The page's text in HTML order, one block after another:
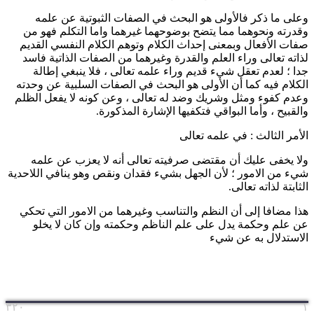
وعلى ما ذكر فالأولى هو البحث في الصفات الثبوتية عن علمه
وقدرته ونحوهما مما يتضح بوضوحهما غيرهما واما التكلم فهو من
صفات الأفعال وبمعنى إحداث الكلام وتوهم الكلام النفسي القديم
لذاته تعالى وراء العلم والقدرة وغيرهما من الصفات الذاتية فاسد
جدا ؛ لعدم تعقل شيء قديم وراء علمه تعالى ، فلا ينبغي إطالة
الكلام فيه كما أن الأولى هو البحث في الصفات السلبية عن وحدته
وعدم كفوء ومثل وشريك وضد له تعالى ، وعن كونه لا يفعل الظلم
والقبيح ، وأما البواقي فتكفيها الإشارة المذكورة.
الأمر الثالث : في علمه تعالى
ولا يخفى عليك أن مقتضى صرفيته تعالى أنه لا يعزب عن علمه
شيء من الامور ؛ لأن الجهل بشيء فقدان ونقص وهو ينافي اللاحدية
الثابتة لذاته تعالى.
هذا مضافا إلى أن النظم والتناسب وغيرهما من الامور التي تحكي
عن علم وحكمة يدل على علم الناظم وحكمته وإن كان لا يخلو
الاستدلال به عن شيء
۳۲۰ ۱